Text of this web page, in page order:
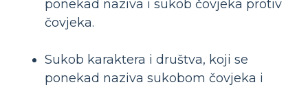
ponekad naziva i sukob čovjeka protiv
čovjeka.
Sukob karaktera i društva, koji se
ponekad naziva sukobom čovjeka i